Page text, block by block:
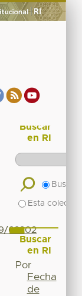
62202
Buscar
en RI
Buscar
Esta
Buscar
en RI
Por
Fecha
de